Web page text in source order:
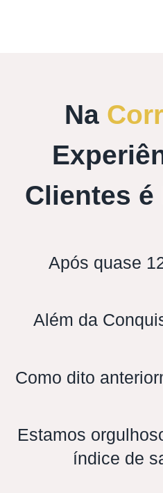
Na
Clientes é
Após quase
Além da
Como dito
Estamos
índice de